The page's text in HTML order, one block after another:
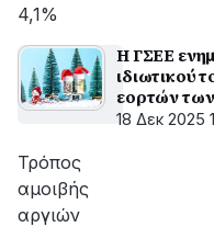
4,1%
Η ΓΣΕΕ
ιδιωτικού
εορτών
18 Δεκ 2025
Τρόπος
αμοιβής
αργιών